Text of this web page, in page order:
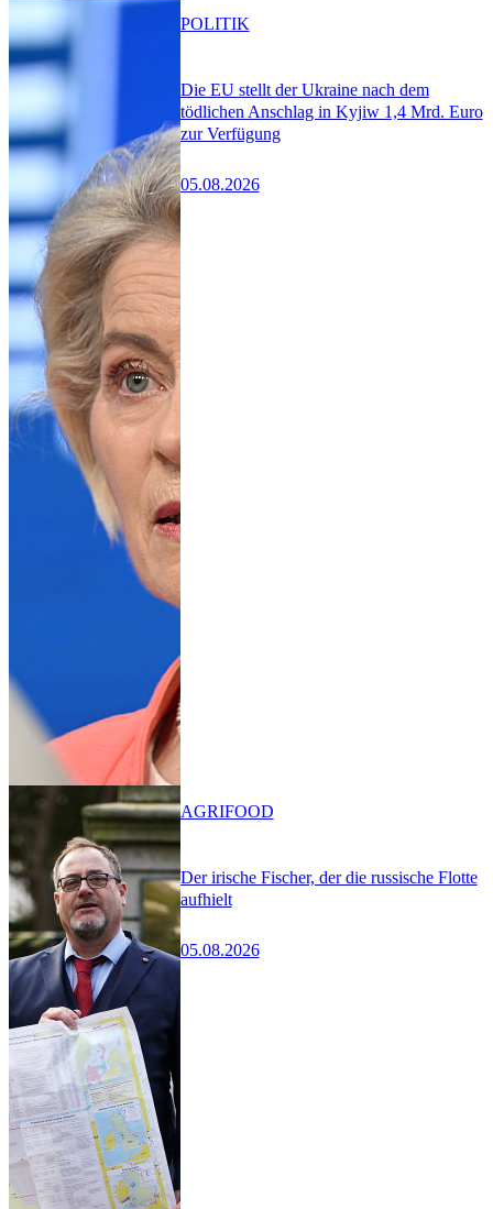
Die EU stellt der Ukraine nach dem
tödlichen Anschlag in Kyjiw 1,4 Mrd. Euro
zur Verfügung
05.08.2026
POLITIK
Der irische Fischer, der die russische Flotte
aufhielt
05.08.2026
AGRIFOOD